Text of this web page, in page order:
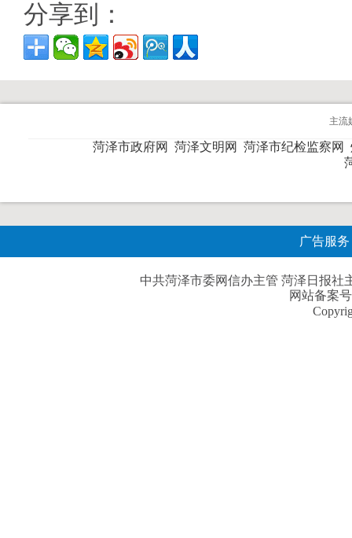
分享到：
主流
菏泽市政府网 菏泽文明网 菏泽市纪检监察网
广告服务
中共菏泽市委网信办主管 菏泽日报社
网站备案